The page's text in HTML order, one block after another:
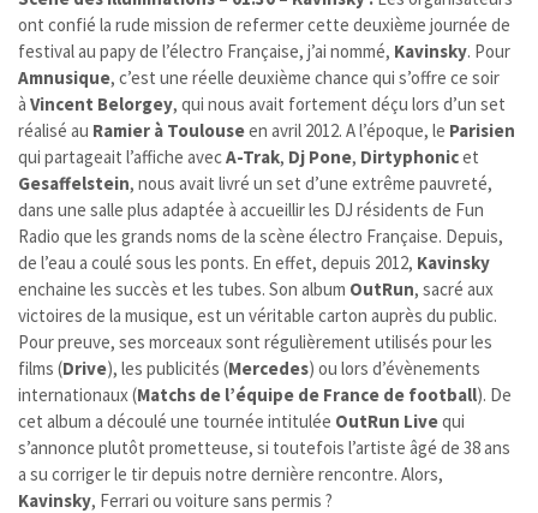
ont confié la rude mission de refermer cette deuxième journée de
festival au papy de l’électro Française, j’ai nommé, Kavinsky. Pour
Amnusique, c’est une réelle deuxième chance qui s’offre ce soir
à Vincent Belorgey, qui nous avait fortement déçu lors d’un set
réalisé au Ramier à Toulouseen avril 2012. A l’époque, le Parisien
qui partageait l’affiche avecA-Trak, Dj Pone, Dirtyphonicet
Gesaffelstein, nous avait livré un set d’une extrême pauvreté,
dans une salle plus adaptée à accueillir les DJ résidents de Fun
Radio que les grands noms de la scène électro Française. Depuis,
de l’eau a coulé sous les ponts. En effet, depuis 2012, Kavinsky
enchaine les succès et les tubes. Son album OutRun, sacré aux
victoires de la musique, est un véritable carton auprès du public.
Pour preuve, ses morceaux sont régulièrement utilisés pour les
films (Drive), les publicités (Mercedes) ou lors d’évènements
internationaux (Matchs de l’équipe de France de football). De
cet album a découlé une tournée intitulée OutRun Livequi
s’annonce plutôt prometteuse, si toutefois l’artiste âgé de 38 ans
a su corriger le tir depuis notre dernière rencontre. Alors,
Kavinsky, Ferrari ou voiture sans permis ?